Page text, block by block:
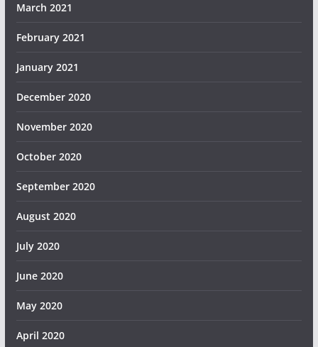
March 2021
February 2021
January 2021
December 2020
November 2020
October 2020
September 2020
August 2020
July 2020
June 2020
May 2020
April 2020